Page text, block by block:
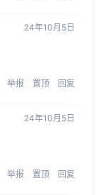
24年10月5日
举报 置顶 回复
24年10月5日
举报 置顶 回复